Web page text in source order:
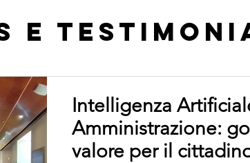
E
Intelligenza
Amministrazione:
valore per il